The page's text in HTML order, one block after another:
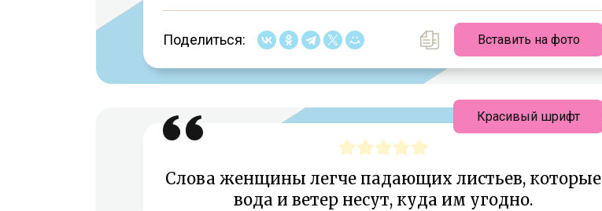
Поделиться: Вставить на фото
Слова женщины легче падающих листьев, которые
вода и ветер несут, куда им угодно.
Красивый шрифт